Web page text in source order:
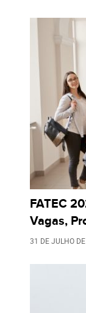
FATEC
Vagas,
31 DE JULHO